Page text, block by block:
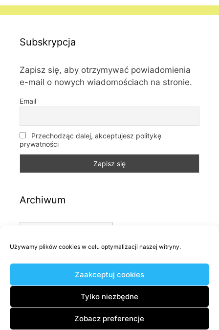
Używamy plików cookies w celu optymalizacji naszej witryny.
Zaakceptuj cookies
Tylko niezbędne
Zobacz preferencje
Subskrypcja
Zapisz się, aby otrzymywać powiadomienia
e-mail o nowych wiadomościach na stronie.
Email
Przechodząc dalej, akceptujesz politykę
prywatności
Archiwum
Archiwum
Kategorie
Kategorie